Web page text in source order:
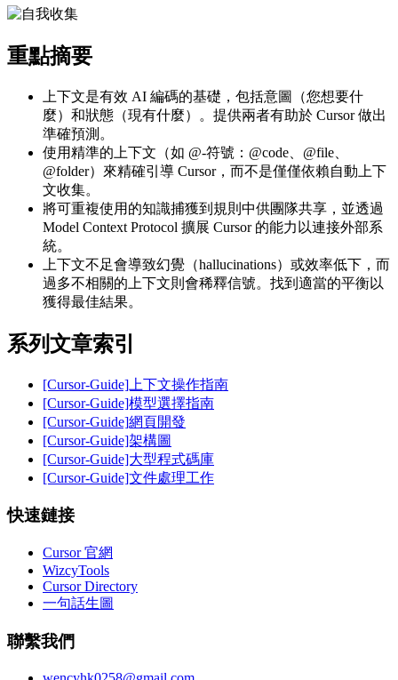
重點摘要
上下文是有效 AI 編碼的基礎，包括意圖（您想要什
麼）和狀態（現有什麼）。提供兩者有助於 Cursor 做出
準確預測。
使用精準的上下文（如 @-符號：@code、@file、
@folder）來精確引導 Cursor，而不是僅僅依賴自動上下
文收集。
將可重複使用的知識捕獲到規則中供團隊共享，並透過
Model Context Protocol 擴展 Cursor 的能力以連接外部系
統。
上下文不足會導致幻覺（hallucinations）或效率低下，而
過多不相關的上下文則會稀釋信號。找到適當的平衡以
獲得最佳結果。
系列文章索引
[Cursor-Guide]上下文操作指南
[Cursor-Guide]模型選擇指南
[Cursor-Guide]網頁開發
[Cursor-Guide]架構圖
[Cursor-Guide]大型程式碼庫
[Cursor-Guide]文件處理工作
快速鏈接
Cursor 官網
WizcyTools
Cursor Directory
一句話生圖
聯繫我們